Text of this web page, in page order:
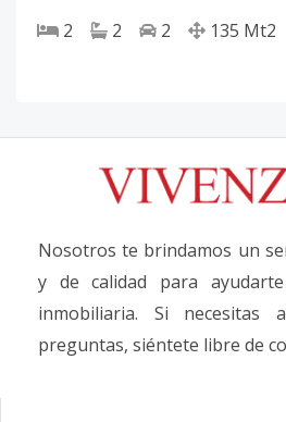
2 2 2 135 Mt2
Nosotros te brindamos un
y de calidad para
inmobiliaria. Si necesitas
preguntas, siéntete libre de